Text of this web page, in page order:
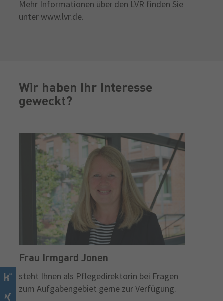
Mehr Informationen über den LVR finden Sie
unter www.lvr.de.
Wir haben Ihr Interesse
geweckt?
Frau Irmgard Jonen
steht Ihnen als Pflegedirektorin bei Fragen
zum Aufgabengebiet gerne zur Verfügung.